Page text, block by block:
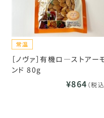
［ノヴァ］有機ロ―ストアー
ンド 80g
¥864 （税込